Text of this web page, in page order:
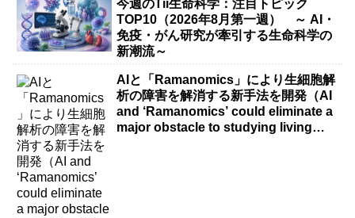
今週のTii生命科学：注目トピック
TOP10（2026年8月第一週） ～ AI・
免疫・がん研究が牽引する生命科学の
新潮流～
AIと「Ramanomics」により生細胞解
析の障害を解消する新手法を開発（AI
and ‘Ramanomics’ could eliminate a
major obstacle to studying living